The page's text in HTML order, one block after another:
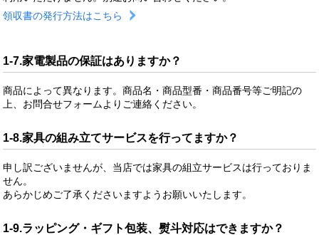
領収書の発行方法はこちら
1-7.家電製品の保証はありますか？
商品によって異なります。商品名・商品型番・商品番号等ご明記の
上、お問合せフォームよりご連絡ください。
1-8.家具の組み立てサービスを行ってますか？
申し訳ございませんが、当店では家具の組立サービスは行っておりま
せん。
あらかじめご了承くださいますようお願いいたします。
1-9.ラッピング・ギフト包装、熨斗対応はできますか？